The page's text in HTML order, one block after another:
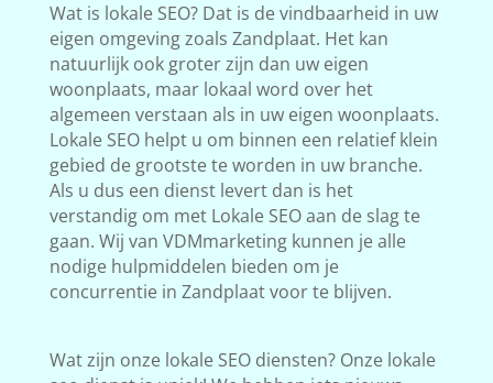
Wat is lokale SEO? Dat is de vindbaarheid in uw
eigen omgeving zoals Zandplaat. Het kan
natuurlijk ook groter zijn dan uw eigen
woonplaats, maar lokaal word over het
algemeen verstaan als in uw eigen woonplaats.
Lokale SEO helpt u om binnen een relatief klein
gebied de grootste te worden in uw branche.
Als u dus een dienst levert dan is het
verstandig om met Lokale SEO aan de slag te
gaan. Wij van VDMmarketing kunnen je alle
nodige hulpmiddelen bieden om je
concurrentie in Zandplaat voor te blijven.
Wat zijn onze lokale SEO diensten? Onze lokale